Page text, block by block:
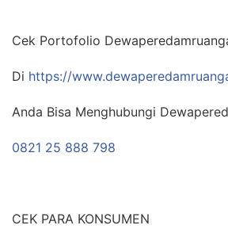
Cek Portofolio
Di https://
Anda Bisa Menghubungi
0821 25 888 798
CEK PARA KONSUMEN